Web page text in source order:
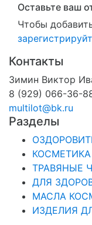
Оставьте ваш
Чтобы
Контакты
Зимин Виктор
8 (929) 066-36-
multilot@bk.ru
Разделы
КОСМЕТИКА
ТРАВЯНЫЕ
ДЛЯ
МАСЛА
ИЗДЕЛИЯ